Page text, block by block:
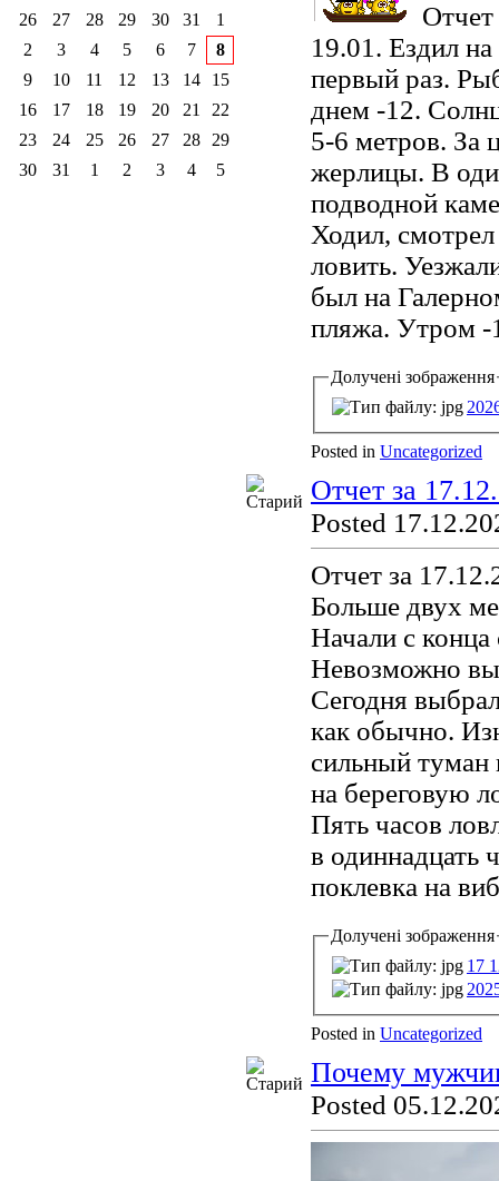
19.01. Ездил
первый раз.
днем -12.
5-6 метров. За
жерлицы. В
подводной
Ходил,
ловить.
был на
пляжа. Утром -
Долучені зображення
Posted in Uncategorized
Отчет за
Posted
Отчет за
Больше двух
Начали с
Невозможно
Сегодня
как обычно.
сильный туман
на береговую
Пять часов
в одиннадцать
поклевка на
Долучені зображення
17
Posted in Uncategorized
Почему
Posted
26
27 28 29 30 31
1
2
3 4 5 6 7
8
9
10 11 12 13 14
15
16
17 18 19 20 21
22
23
24 25 26 27 28
29
30
31 1 2 3 4 5